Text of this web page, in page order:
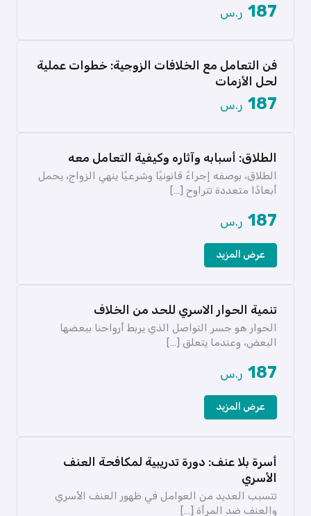
الغضب يُعد من المشاعر الإنسانية الأساسية التي
عرض المزيد
187 ر.س
الزواج في الإسلام يعد من العلاقات المقدسة التي
تستند إلى أسس […]
فن التعامل مع الخلافات الزوجية: خطوات عملية
لحل الأزمات
187 ر.س
الطلاق: أسبابه وآثاره وكيفية التعامل معه
الطلاق، بوصفه إجراءً قانونيًا وشرعيًا ينهي الزواج، يحمل
أبعادًا متعددة تتراوح […]
187 ر.س
عرض المزيد
تنمية الحوار الاسري للحد من الخلاف
الحوار هو جسر التواصل الذي يربط أرواحنا ببعضها
البعض، وعندما يتعلق […]
187 ر.س
عرض المزيد
أسرة بلا عنف: دورة تدريبية لمكافحة العنف
الأسري
تتسبب العديد من العوامل في ظهور العنف الأسري
والعنف ضد المرأة […]